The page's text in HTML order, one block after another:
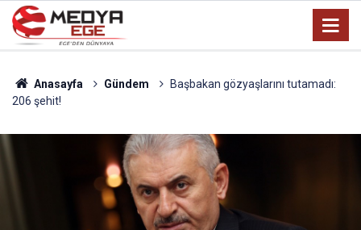
Anasayfa Gündem
Başbakan gözyaşlarını tutamadı:
206 şehit!